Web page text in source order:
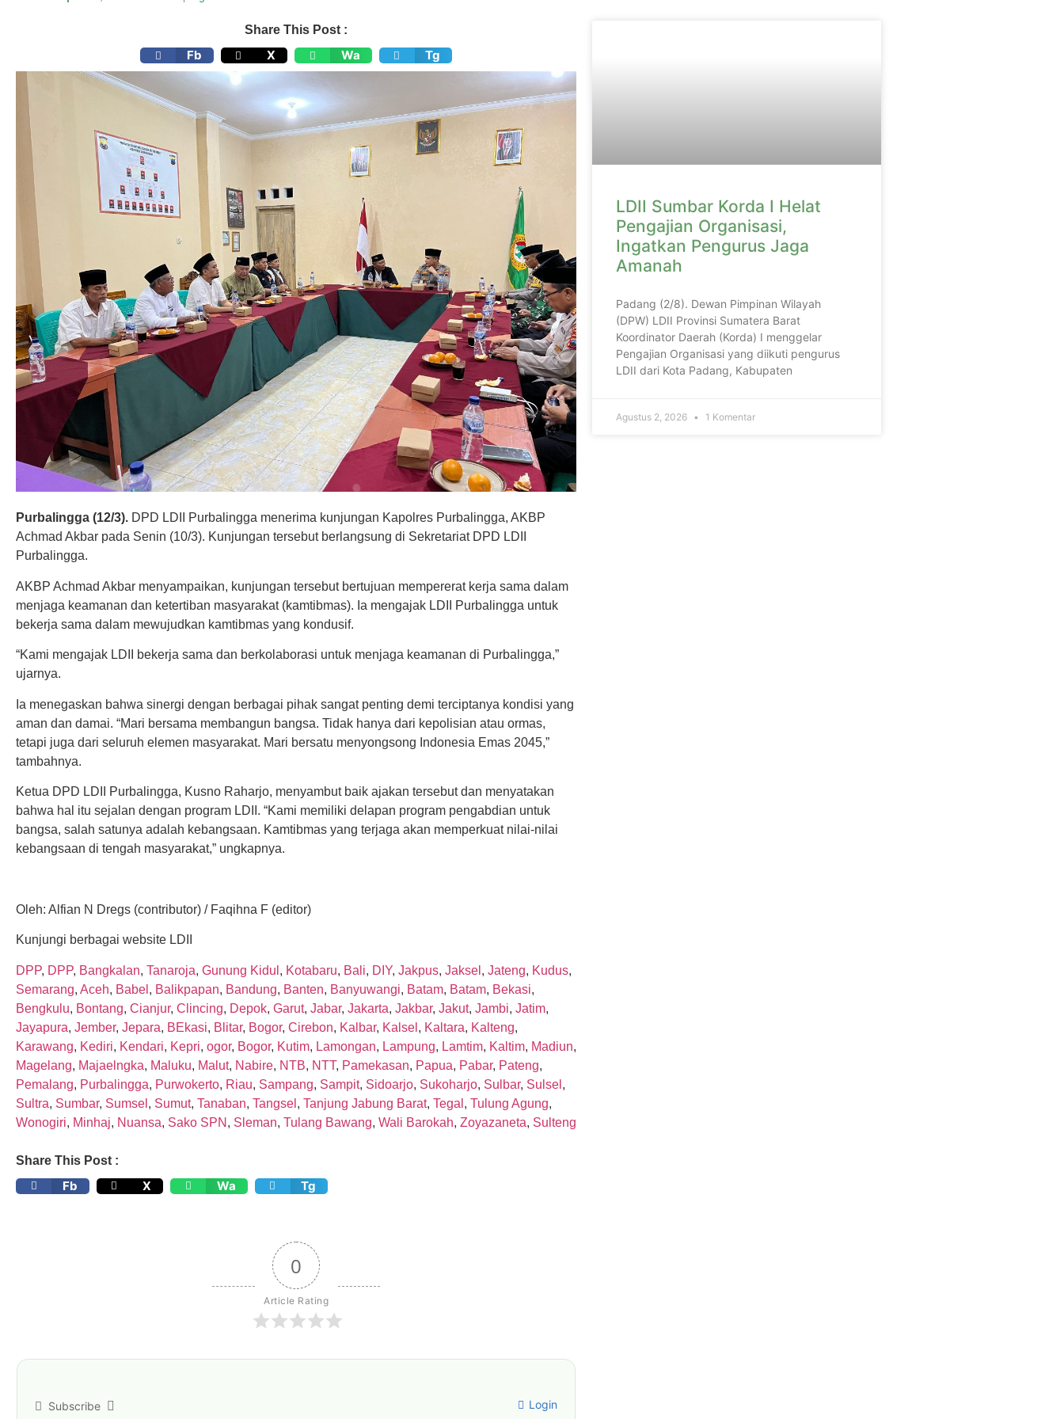
Share This Post :
Fb X Wa Tg
Purbalingga (12/3). DPD LDII Purbalingga menerima kunjungan Kapolres Purbalingga, AKBP
Achmad Akbar pada Senin (10/3). Kunjungan tersebut berlangsung di Sekretariat DPD LDII
Purbalingga.
AKBP Achmad Akbar menyampaikan, kunjungan tersebut bertujuan mempererat kerja sama dalam
menjaga keamanan dan ketertiban masyarakat (kamtibmas). Ia mengajak LDII Purbalingga untuk
bekerja sama dalam mewujudkan kamtibmas yang kondusif.
“Kami mengajak LDII bekerja sama dan berkolaborasi untuk menjaga keamanan di Purbalingga,”
ujarnya.
Ia menegaskan bahwa sinergi dengan berbagai pihak sangat penting demi terciptanya kondisi yang
aman dan damai. “Mari bersama membangun bangsa. Tidak hanya dari kepolisian atau ormas,
tetapi juga dari seluruh elemen masyarakat. Mari bersatu menyongsong Indonesia Emas 2045,”
tambahnya.
Ketua DPD LDII Purbalingga, Kusno Raharjo, menyambut baik ajakan tersebut dan menyatakan
bahwa hal itu sejalan dengan program LDII. “Kami memiliki delapan program pengabdian untuk
bangsa, salah satunya adalah kebangsaan. Kamtibmas yang terjaga akan memperkuat nilai-nilai
kebangsaan di tengah masyarakat,” ungkapnya.
Oleh: Alfian N Dregs (contributor) / Faqihna F (editor)
Kunjungi berbagai website LDII
DPP, DPP, Bangkalan, Tanaroja, Gunung Kidul , Kotabaru, Bali, DIY, Jakpus, Jaksel , Jateng, Kudus,
Semarang, Aceh, Babel , Balikpapan, Bandung, Banten, Banyuwangi, Batam, Batam, Bekasi,
Bengkulu, Bontang, Cianjur, Clincing, Depok, Garut, Jabar, Jakarta, Jakbar, Jakut, Jambi, Jatim,
Jayapura, Jember, Jepara, BEkasi, Blitar, Bogor, Cirebon, Kalbar, Kalsel , Kaltara, Kalteng,
Karawang, Kediri, Kendari, Kepri, ogor, Bogor, Kutim, Lamongan, Lampung, Lamtim, Kaltim, Madiun,
Magelang, Majaelngka, Maluku, Malut, Nabire, NTB, NTT, Pamekasan, Papua, Pabar, Pateng,
Pemalang, Purbalingga, Purwokerto, Riau, Sampang, Sampit, Sidoarjo, Sukoharjo, Sulbar, Sulsel ,
Sultra, Sumbar, Sumsel , Sumut, Tanaban, Tangsel , Tanjung Jabung Barat, Tegal , Tulung Agung,
Wonogiri, Minhaj, Nuansa, Sako SPN , Sleman, Tulang Bawang, Wali Barokah, Zoyazaneta, Sulteng
Share This Post :
Fb X Wa Tg
0
Article Rating
Subscribe Login
LDII Sumbar Korda I Helat
Pengajian Organisasi,
Ingatkan Pengurus Jaga
Amanah
Padang (2/8). Dewan Pimpinan Wilayah
(DPW) LDII Provinsi Sumatera Barat
Koordinator Daerah (Korda) I menggelar
Pengajian Organisasi yang diikuti pengurus
LDII dari Kota Padang, Kabupaten
Agustus 2, 2026 1 Komentar